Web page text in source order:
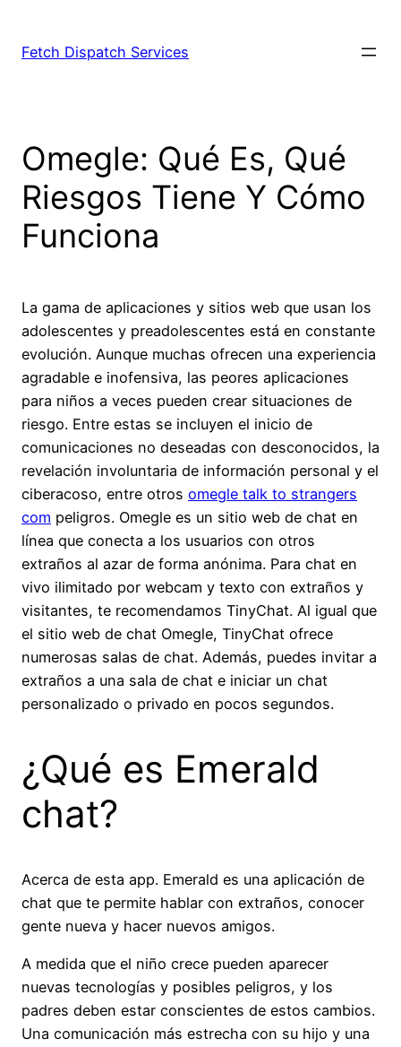
Fetch Dispatch Services
Omegle: Qué Es, Qué
Riesgos Tiene Y Cómo
Funciona
La gama de aplicaciones y sitios web que usan los
adolescentes y preadolescentes está en constante
evolución. Aunque muchas ofrecen una experiencia
agradable e inofensiva, las peores aplicaciones
para niños a veces pueden crear situaciones de
riesgo. Entre estas se incluyen el inicio de
comunicaciones no deseadas con desconocidos, la
revelación involuntaria de información personal y el
ciberacoso, entre otros omegle talk to strangers
com peligros. Omegle es un sitio web de chat en
línea que conecta a los usuarios con otros
extraños al azar de forma anónima. Para chat en
vivo ilimitado por webcam y texto con extraños y
visitantes, te recomendamos TinyChat. Al igual que
el sitio web de chat Omegle, TinyChat ofrece
numerosas salas de chat. Además, puedes invitar a
extraños a una sala de chat e iniciar un chat
personalizado o privado en pocos segundos.
¿Qué es Emerald
chat?
Acerca de esta app. Emerald es una aplicación de
chat que te permite hablar con extraños, conocer
gente nueva y hacer nuevos amigos.
A medida que el niño crece pueden aparecer
nuevas tecnologías y posibles peligros, y los
padres deben estar conscientes de estos cambios.
Una comunicación más estrecha con su hijo y una